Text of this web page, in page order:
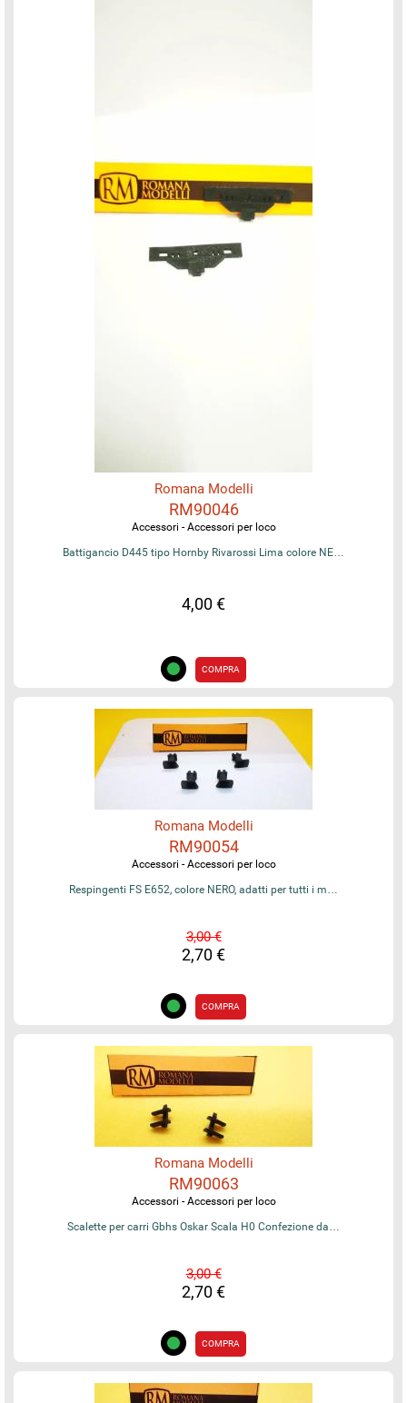
Romana Modelli
RM90046
Accessori - Accessori per loco
Battigancio D445 tipo Hornby Rivarossi Lima colore NE…
4,00 €
COMPRA
Romana Modelli
RM90054
Accessori - Accessori per loco
Respingenti FS E652, colore NERO, adatti per tutti i m…
3,00 €
2,70 €
COMPRA
Romana Modelli
RM90063
Accessori - Accessori per loco
Scalette per carri Gbhs Oskar Scala H0 Confezione da…
3,00 €
2,70 €
COMPRA